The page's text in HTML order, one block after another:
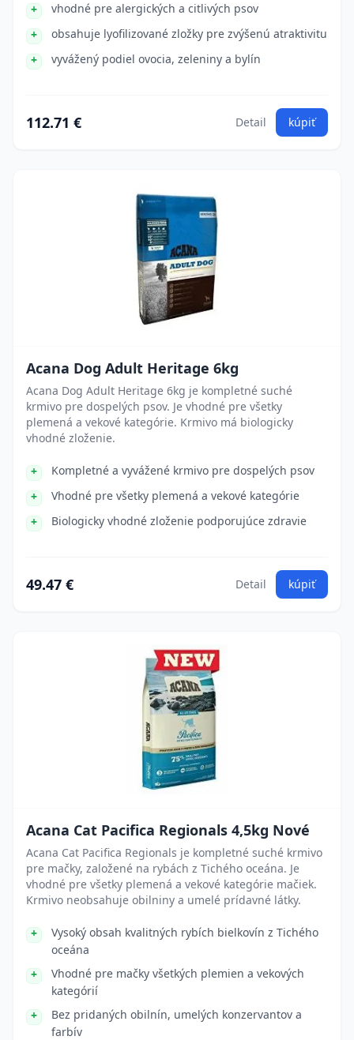
vhodné pre alergických a citlivých psov
obsahuje lyofilizované zložky pre zvýšenú atraktivitu
vyvážený podiel ovocia, zeleniny a bylín
112.71 € Detail kúpiť
Acana Dog Adult Heritage 6kg
Acana Dog Adult Heritage 6kg je kompletné suché
krmivo pre dospelých psov. Je vhodné pre všetky
plemená a vekové kategórie. Krmivo má biologicky
vhodné zloženie.
Kompletné a vyvážené krmivo pre dospelých psov
Vhodné pre všetky plemená a vekové kategórie
Biologicky vhodné zloženie podporujúce zdravie
49.47 € Detail kúpiť
Acana Cat Pacifica Regionals 4,5kg Nové
Acana Cat Pacifica Regionals je kompletné suché krmivo
pre mačky, založené na rybách z Tichého oceána. Je
vhodné pre všetky plemená a vekové kategórie mačiek.
Krmivo neobsahuje obilniny a umelé prídavné látky.
Vysoký obsah kvalitných rybích bielkovín z Tichého
oceána
Vhodné pre mačky všetkých plemien a vekových
kategórií
Bez pridaných obilnín, umelých konzervantov a
farbív